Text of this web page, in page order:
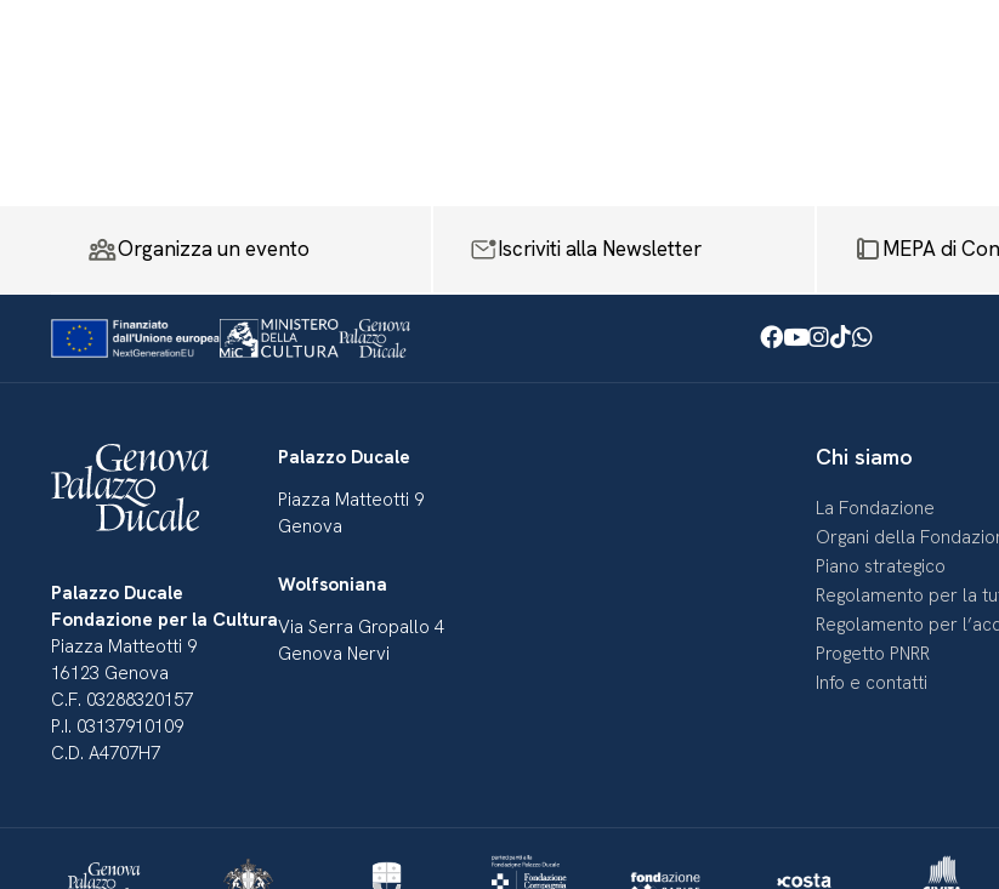
Organizza un evento Iscriviti alla Newsletter MEPA di
Facebook
Youtube
Instagram
TikTok
WhatsApp
Palazzo Ducale
Fondazione per la Cultura
Piazza Matteotti 9
16123 Genova
C.F. 03288320157
P.I. 03137910109
C.D. A4707H7
Palazzo Ducale
Piazza Matteotti 9
Genova
Wolfsoniana
Via Serra Gropallo 4
Genova Nervi
Chi siamo
La Fondazione
Organi della
Piano strategico
Regolamento per la
Regolamento per
Progetto PNRR
Info e contatti